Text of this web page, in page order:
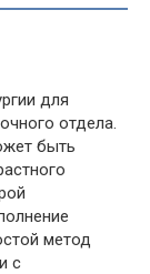
для
отдела.
быть
метод
с